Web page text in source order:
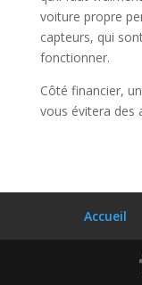
voiture propre
capteurs, qui
fonctionner.
Côté financier,
vous évitera des
Accueil